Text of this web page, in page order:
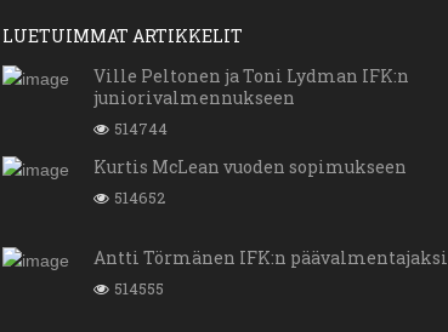
LUETUIMMAT ARTIKKELIT
Ville Peltonen ja Toni Lydman IFK:n
juniorivalmennukseen
514744
Kurtis McLean vuoden sopimukseen
514652
Antti Törmänen IFK:n päävalmentajaksi
514555